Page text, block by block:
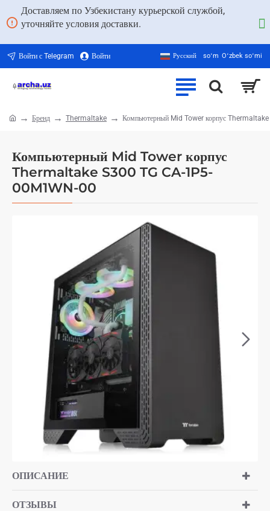
Доставляем по Узбекистану курьерской службой,
уточняйте условия доставки.
Войти с Telegram Войти Русский soʻm Oʻzbek soʻmi
Компьютерный Mid Tower корпус
Thermaltake S300 TG CA-1P5-
00M1WN-00
Бренд Thermaltake Компьютерный Mid Tower корпус
ОПИСАНИЕ
ОТЗЫВЫ